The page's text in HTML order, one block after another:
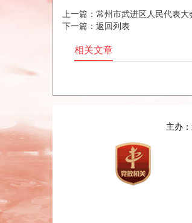
上一篇： 常州市武进区人民代表
下一篇： 返回列表
相关文章
主办